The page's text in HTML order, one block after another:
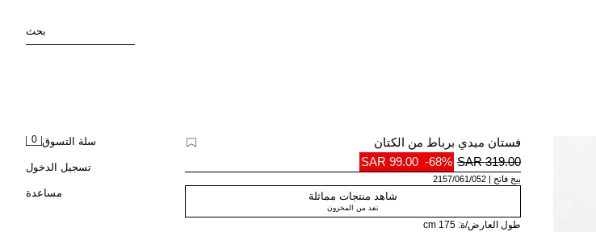
بحث
سلة التسوق 0
تسجيل الدخول
مساعدة
فستان ميدي برباط من الكتان
319.00 SAR
-68%
99.00 SAR
بيج فاتح 2157/061/052
شاهد منتجات مماثلة
نفد من المخزون
طول العارض/ة: 175 cm